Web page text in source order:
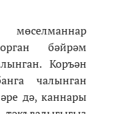
бәйрәм
Коръән
чалынган
дә, каннары